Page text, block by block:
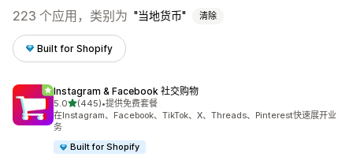
223 个应用，类别为 当地货币 清除
Built for Shopify
Instagram & Facebook 社交购物
5.0星（满分 5 星）
(445)
总共 445 条评论
•提供免费套餐
在Instagram、Facebook、TikTok、X、Threads、Pinterest快速展开业
务
Built for Shopify